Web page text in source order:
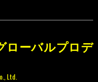
Ltd.
ローバルプロデ